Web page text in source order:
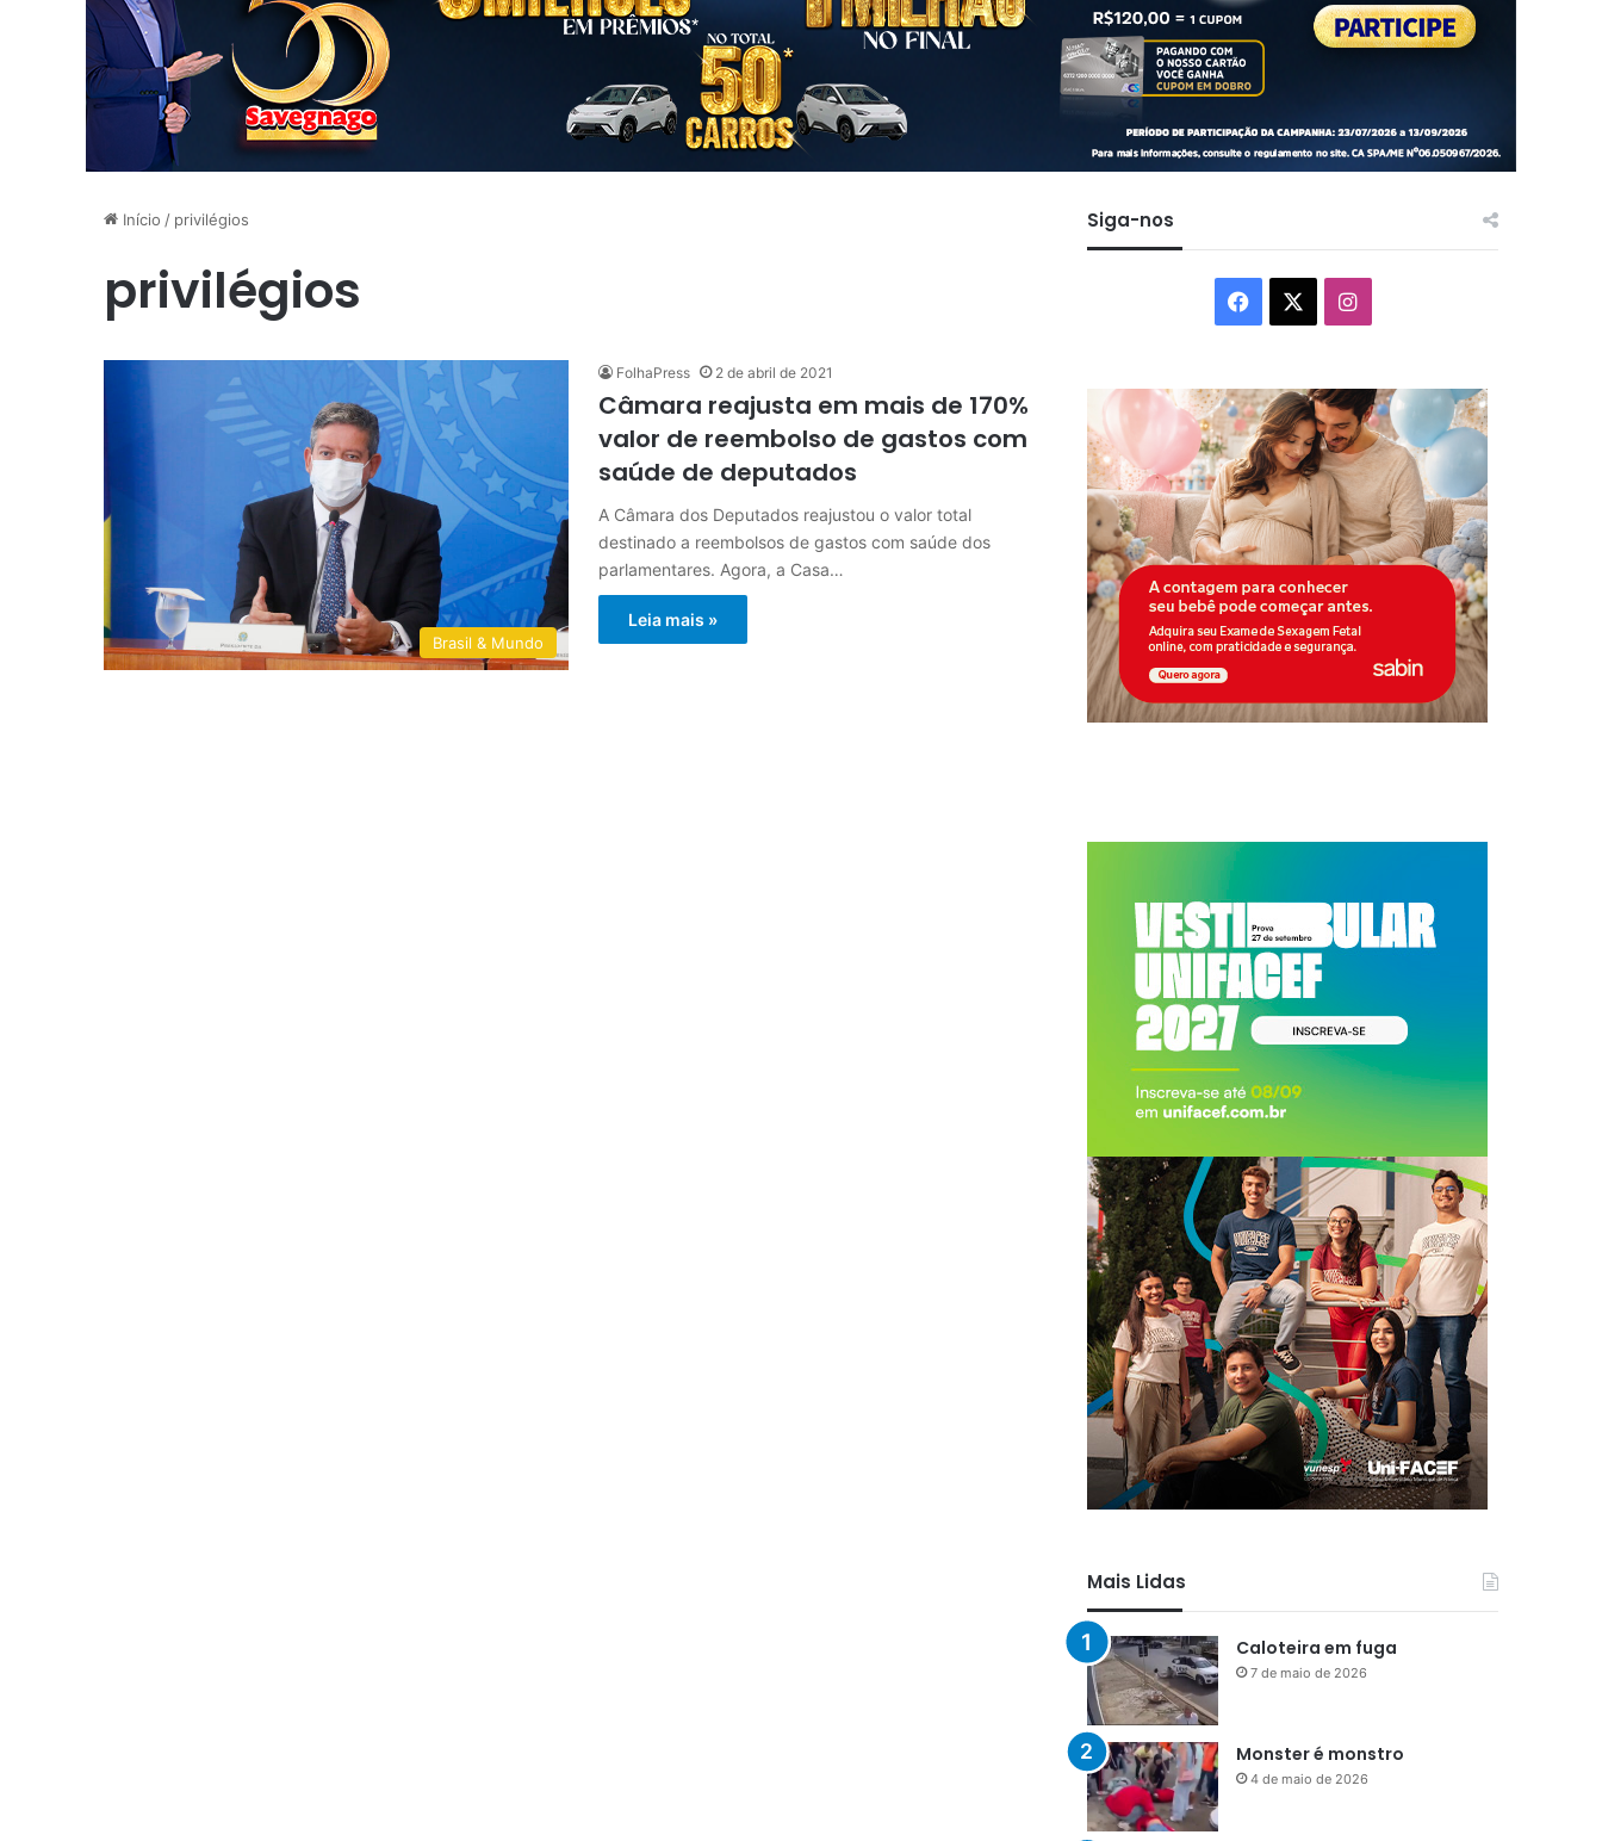
Início / privilégios
privilégios
Brasil & Mundo
FolhaPress 2 de abril de 2021
Câmara reajusta em mais de 170%
valor de reembolso de gastos com
saúde de deputados
A Câmara dos Deputados reajustou o valor total
destinado a reembolsos de gastos com saúde dos
parlamentares. Agora, a Casa…
Leia mais »
Siga-nos
Facebook Instagram
Mais Lidas
Caloteira em fuga
7 de maio de 2026
Monster é monstro
4 de maio de 2026